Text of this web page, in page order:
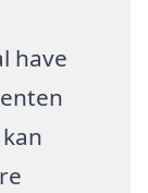
have